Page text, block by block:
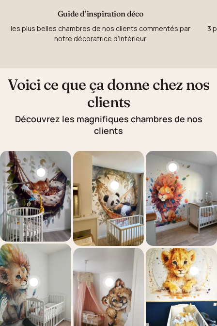
Guide d’inspiration déco
les plus belles chambres de nos clients commentés par
notre décoratrice d’intérieur
3
Voici ce que ça donne chez nos
clients
Découvrez les magnifiques chambres de nos
clients